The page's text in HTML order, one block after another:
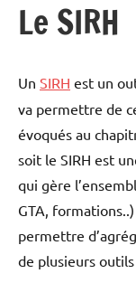
Le SIRH
Un SIRH est un
va permettre de
évoqués au
soit le SIRH est
qui gère
GTA,
permettre
de plusieurs